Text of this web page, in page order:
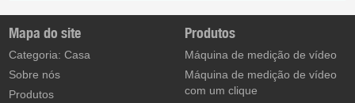
Mapa do site
Categoria: Casa
Sobre nós
Produtos
Produtos
Máquina de medição de vídeo
Máquina de medição de vídeo
com um clique